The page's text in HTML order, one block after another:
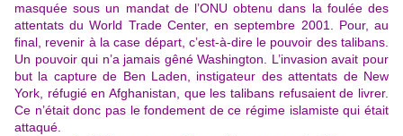
masquée sous un mandat de l’ONU obtenu dans la foulée des
attentats du World Trade Center, en septembre 2001. Pour, au
final, revenir à la case départ, c’est-à-dire le pouvoir des talibans.
Un pouvoir qui n’a jamais gêné Washington. L’invasion avait pour
but la capture de Ben Laden, instigateur des attentats de New
York, réfugié en Afghanistan, que les talibans refusaient de livrer.
Ce n’était donc pas le fondement de ce régime islamiste qui était
attaqué.